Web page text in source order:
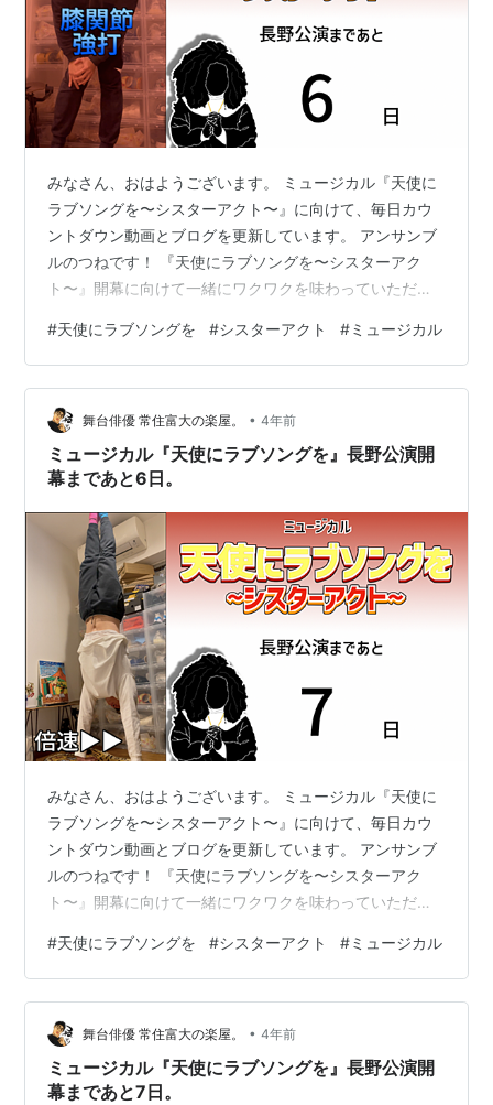
みなさん、おはようございます。 ミュージカル『天使に
ラブソングを〜シスターアクト〜』に向けて、毎日カウ
ントダウン動画とブログを更新しています。 アンサンブ
ルのつねです！ 『天使にラブソングを〜シスターアク
ト〜』開幕に向けて一緒にワクワクを味わっていただけ
いきますね。 スポンサーリンク 2023.1.15の振り返り。
まとめ 2023.1.15の振り返り。 www.youtube.com 昨日
の動画をまだ見ていない方はこちらからどうぞ！ 昨日の
ブログでいきなりたくさんのオススメをご紹介してしま
ってみなさん困惑しませんでしたか？色々とご紹介して
し…
#天使にラブソングを #シスターアクト #ミュージカル
舞台俳優 常住富大の楽屋。 • 4年前
ミュージカル『天使にラブソングを』長野公演開
幕まであと6日。
みなさん、おはようございます。 ミュージカル『天使に
ラブソングを〜シスターアクト〜』に向けて、毎日カウ
ントダウン動画とブログを更新しています。 アンサンブ
ルのつねです！ 『天使にラブソングを〜シスターアク
ト〜』開幕に向けて一緒にワクワクを味わっていただけ
いきますね。 スポンサーリンク 2023.1.14の振り返り。
まとめ 2023.1.14の振り返り。 www.youtube.com 昨日
の動画をまだ見ていない方はこちらからどうぞ！ 昨日は
久しぶりに打ち合わせもなく家族のペースで1日を過ごす
ことができました。 そんなリラックス日に一昨日のリ…
#天使にラブソングを #シスターアクト #ミュージカル
舞台俳優 常住富大の楽屋。 • 4年前
ミュージカル『天使にラブソングを』長野公演開
幕まであと7日。